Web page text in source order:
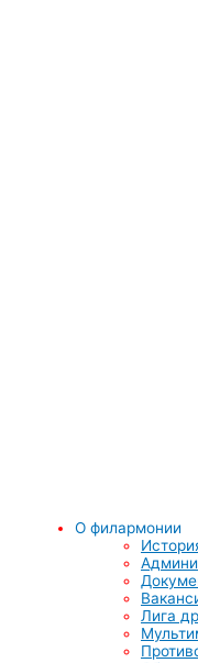
О филармонии
Лига